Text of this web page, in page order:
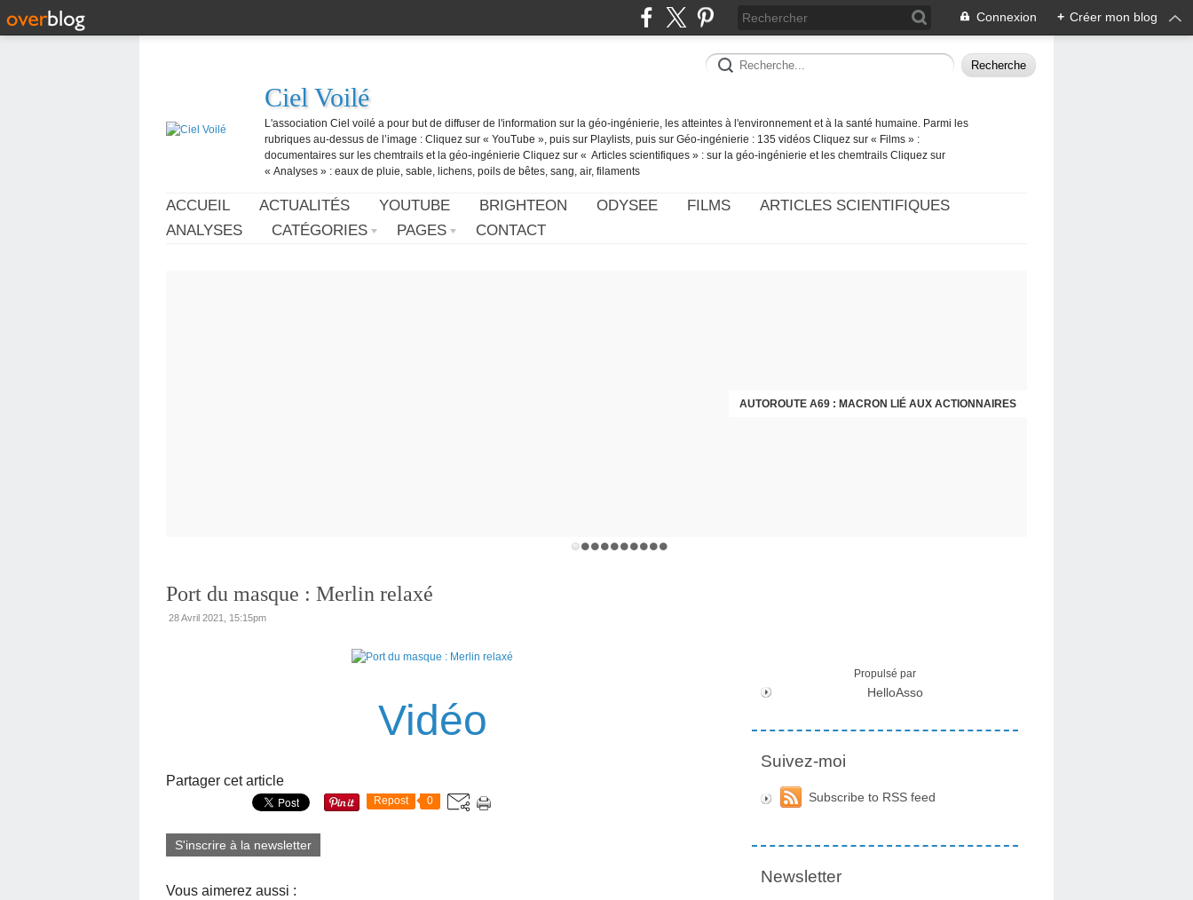
Connexion + Créer mon blog
Ciel Voilé
L'association Ciel voilé a pour but de diffuser de l'information sur la géo-ingénierie, les atteintes à l'environnement et à la santé humaine. Parmi les
rubriques au-dessus de l’image : Cliquez sur « YouTube », puis sur Playlists, puis sur Géo-ingénierie : 135 vidéos Cliquez sur « Films » :
documentaires sur les chemtrails et la géo-ingénierie Cliquez sur « Articles scientifiques » : sur la géo-ingénierie et les chemtrails Cliquez sur
« Analyses » : eaux de pluie, sable, lichens, poils de bêtes, sang, air, filaments
ACCUEIL ACTUALITÉS YOUTUBE BRIGHTEON ODYSEE FILMS
ARTICLES SCIENTIFIQUES
ANALYSES
CATÉGORIES PAGES CONTACT
AUTOROUTE A69 : MACRON LIÉ AUX ACTIONNAIRES
CRISE MIGRATOIRE À CEUTA : UN JEUNE FRANÇAIS SUR PLACE RÉTABLIT LES FAITS ! - RAPHAËL AYMA
Port du masque : Merlin relaxé
28 Avril 2021, 15:15pm
Vidéo
Partager cet article
Repost 0
S'inscrire à la newsletter
Vous aimerez aussi :
Propulsé par
HelloAsso
Suivez-moi
Subscribe to RSS feed
Newsletter